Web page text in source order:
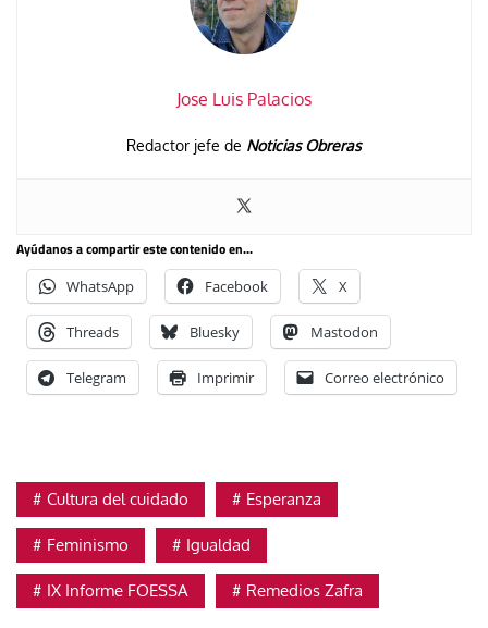
Jose Luis Palacios
Redactor jefe de Noticias Obreras
Ayúdanos a compartir este contenido en...
WhatsApp Facebook X
Threads Bluesky Mastodon
Telegram Imprimir Correo electrónico
Cultura del cuidado Esperanza
Feminismo Igualdad
IX Informe FOESSA Remedios Zafra